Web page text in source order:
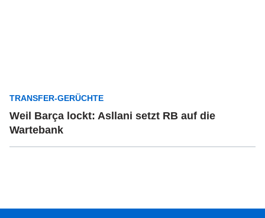
TRANSFER-GERÜCHTE
Weil Barça lockt: Asllani setzt RB auf die
Wartebank